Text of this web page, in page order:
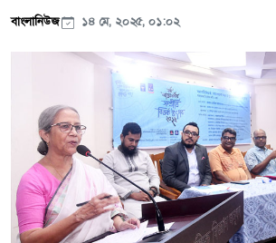
বাংলানিউজ ১৪ মে, ২০২৫, ০১:০২